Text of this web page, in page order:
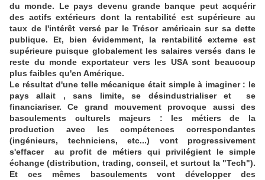
du monde. Le pays devenu grande banque peut acquérir
des actifs extérieurs dont la rentabilité est supérieure au
taux de l'intérêt versé par le Trésor américain sur sa dette
publique. Et, bien évidemment, la rentabilité externe est
supérieure puisque globalement les salaires versés dans le
reste du monde exportateur vers les USA sont beaucoup
plus faibles qu'en Amérique.
Le résultat d'une telle mécanique était simple à imaginer : le
pays allait , sans limite, se désindustrialiser et se
financiariser. Ce grand mouvement provoque aussi des
basculements culturels majeurs : les métiers de la
production avec les compétences correspondantes
(ingénieurs, techniciens, etc...) vont progressivement
s'effacer au profit de métiers qui privilégient le simple
échange (distribution, trading, conseil, et surtout la "Tech").
Et ces mêmes basculements vont développer des